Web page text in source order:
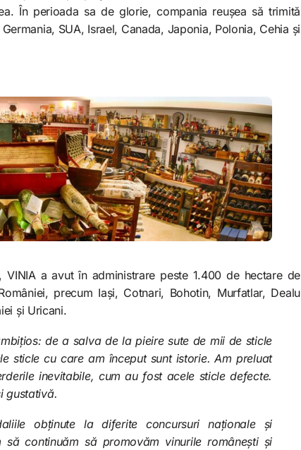
În perioada sa de glorie, compania reușea să trimită
SUA, Israel, Canada, Japonia, Polonia, Cehia și
VINIA a avut în administrare peste 1.400 de hectare de
precum Iași, Cotnari, Bohotin, Murfatlar, Dealu
și Uricani.
de a salva de la pieire sute de mii de sticle
sticle cu care am început sunt istorie. Am preluat
inevitabile, cum au fost acele sticle defecte.
gustativă.
obținute la diferite concursuri naționale și
continuăm să promovăm vinurile românești și